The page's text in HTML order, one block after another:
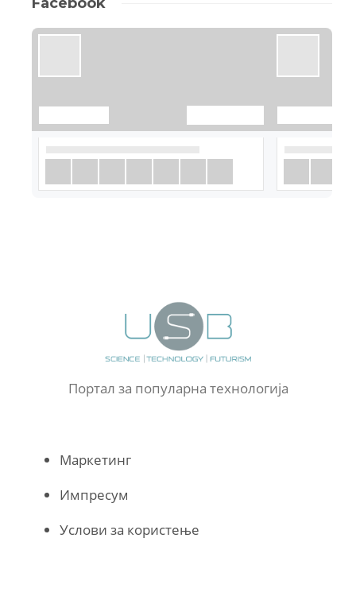
Портал за популарна технологија
Маркетинг
Импресум
Услови за користење